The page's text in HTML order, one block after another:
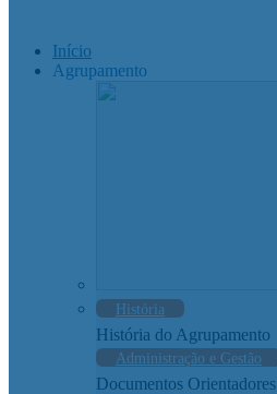
Início
Agrupamento
História
História do Agrupamento
Administração e Gestão
Documentos Orientadores